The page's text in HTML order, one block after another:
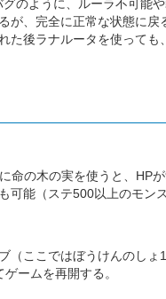
のように、ルーラ不可能
が、完全に正常な状態に
た後ラナルータを使っても
命の木の実を使うと、HP
可能（ステ500以上のモン
（ここではぼうけんのし
ームを再開する。